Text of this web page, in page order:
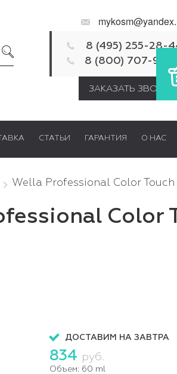
8 (495) 255-28-
8 (800) 707-92-
ЗАКАЗАТЬ ЗВОНОК
СТАТЬИ ГАРАНТИЯ О НАС
Wella Professional Color
ДОСТАВИМ НА ЗАВТРА
834 руб.
Объем: 60 ml